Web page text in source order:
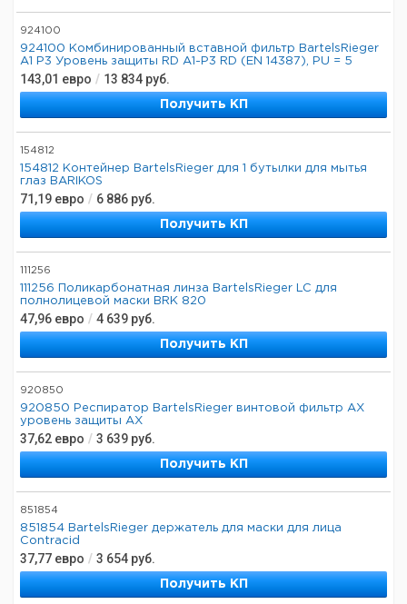
924100
924100 Комбинированный вставной фильтр BartelsRieger
A1 P3 Уровень защиты RD A1-P3 RD (EN 14387), PU = 5
143,01 евро / 13 834 руб.
Получить КП
154812
154812 Контейнер BartelsRieger для 1 бутылки для мытья
глаз BARIKOS
71,19 евро / 6 886 руб.
Получить КП
111256
111256 Поликарбонатная линза BartelsRieger LC для
полнолицевой маски BRK 820
47,96 евро / 4 639 руб.
Получить КП
920850
920850 Респиратор BartelsRieger винтовой фильтр AX
уровень защиты AX
37,62 евро / 3 639 руб.
Получить КП
851854
851854 BartelsRieger держатель для маски для лица
Contracid
37,77 евро / 3 654 руб.
Получить КП